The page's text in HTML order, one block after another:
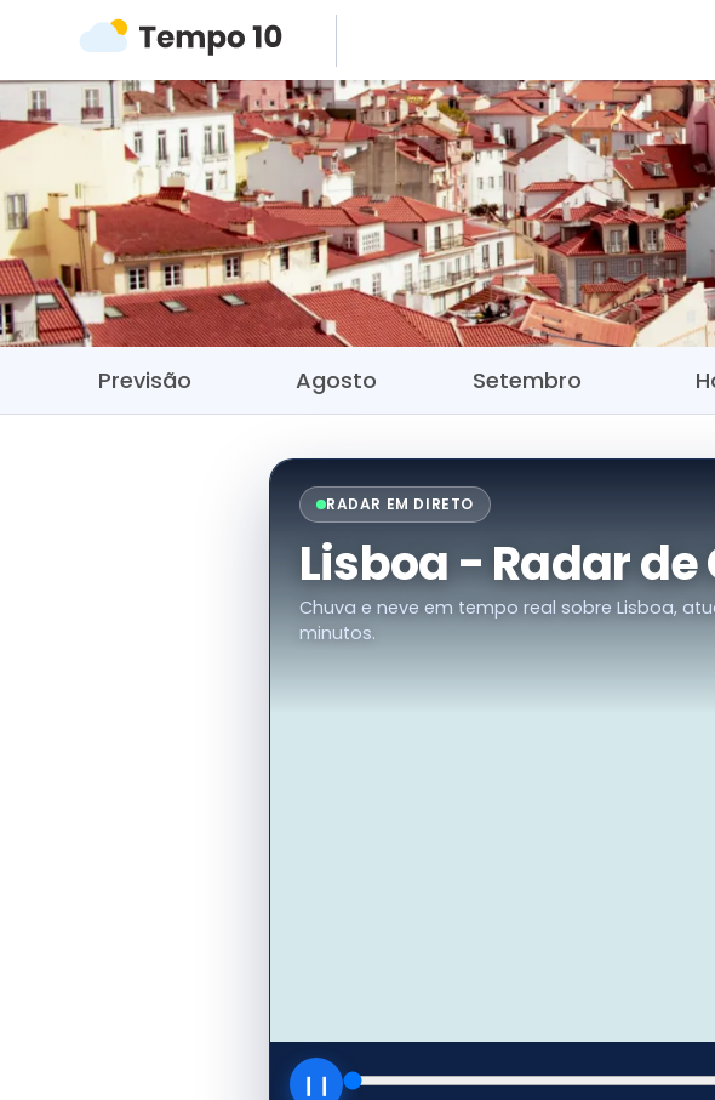
Previsão Agosto Setembro
RADAR EM DIRETO
Lisboa - Radar
Chuva e neve em tempo real sobre Lisboa,
minutos.
❙❙